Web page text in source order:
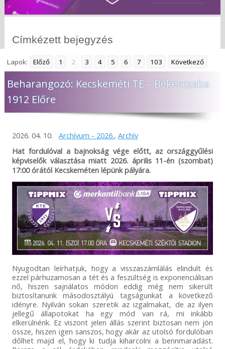
Címkézett bejegyzés
Lapok: Előző 1 2 3 4 5 6 7 103 Következő
Beharangozó: Kecskeméti TE – Békéscsaba
1912 Előre
2026. 04. 10. Archívum - 2026., Archív
Hat fordulóval a bajnokság vége előtt, az országgyűlési
képviselők választása miatt 2026. április 11-én (szombat)
17:00 órától Kecskeméten lépünk pályára.
Nyugodtan leírhatjuk, hogy a visszaszámlálás elindult és
ezzel párhuzamosan a tét és a feszültség is exponenciálisan
nő, hiszen sajnálatos módon eddig még nem sikerült
biztosítanunk másodosztályú tagságunkat a következő
idényre. Nyilván sokan szeretik az izgalmakat, de az ilyen
jellegű állapotokat ha egy mód van rá, mi inkább
elkerülnénk. Ez viszont jelen állás szerint biztosan nem jön
össze, hiszen igen sanszos, hogy akár az utolsó fordulóban
dőlhet majd el, hogy ki tudja kiharcolni a bennmaradást.